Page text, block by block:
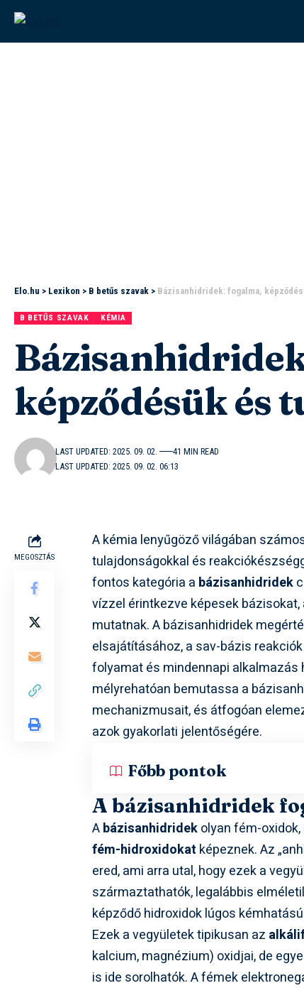
Elo.hu > Lexikon > B betűs szavak > Bázisanhidridek: fogalma,
B BETŰS SZAVAK KÉMIA
képződésük és
LAST UPDATED: 2025. 09. 02. 06:13
LAST UPDATED: 2025. 09. 02. 41 MIN READ
MEGOSZTÁS
A kémia lenyűgöző világában
tulajdonságokkal és
fontos kategória a bázisanhidridek
vízzel érintkezve képesek
mutatnak. A bázisanhidridek
elsajátításához, a sav-bázis
folyamat és mindennapi alkalmazás
mélyrehatóan bemutassa a
mechanizmusait, és átfogóan
azok gyakorlati jelentőségére.
Főbb pontok
A bázisanhidridek
Abázisanhidridekolyan fém-
fém-hidroxidokat képeznek. Az
ered, ami arra utal, hogy ezek a
származtathatók, legalábbis
képződő hidroxidok lúgos
Ezek a vegyületek tipikusan az
kalcium, magnézium) oxidjai, de
is ide sorolhatók. A fémek